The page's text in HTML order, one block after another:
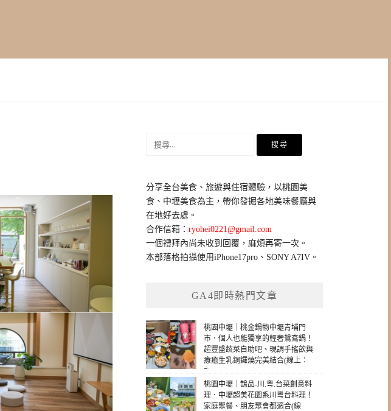
鍵
字:
分享全台美食、旅遊與住宿體驗，以桃園美
食、中壢美食為主，帶你發掘各地美味餐廳與
在地好去處。
合作信箱：ryohei0221@gmail.com
一個禮拜內尚未收到回覆，麻煩再寄一次。
本部落格拍攝使用iPhone17pro、SONY A7IV。
GA4即時熱門文章
桃園中壢｜桃金鍋物中壢青埔門
市．個人也能獨享的輕奢鴛鴦鍋！
超豐盛蔬菜自助吧、現調手搖飲與
療癒生乳銅鑼燒完美結合(線上：
5)
桃園中壢｜鵲品-川.粵.台菜創意料
理．中壢超美花園系川粵台料理！
家庭聚餐、朋友聚會都適合(線